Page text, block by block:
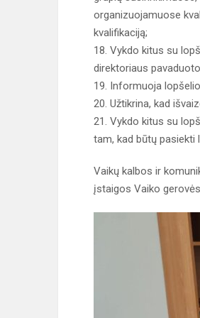
organizuojamuose
kvalifikaciją;
18. Vykdo kitus su
direktoriaus
19. Informuoja
20. Užtikrina, kad
21. Vykdo kitus su
tam, kad būtų pasiekti
Vaikų kalbos ir
įstaigos Vaiko